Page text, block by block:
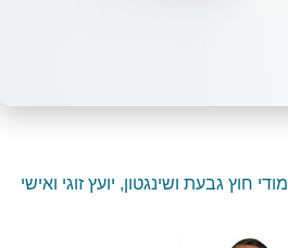
חוץ גבעת ושינגטון, יועץ זוגי ואישי